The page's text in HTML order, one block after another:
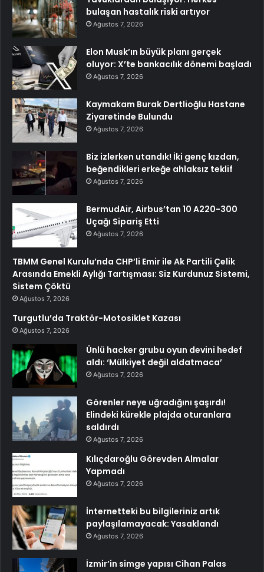
bulaşan hastalık riski artıyor
Ağustos 7, 2026
Elon Musk’ın büyük planı gerçek
oluyor: X’te bankacılık dönemi başladı
Ağustos 7, 2026
Kaymakam Burak Dertlioğlu Hastane
Ziyaretinde Bulundu
Ağustos 7, 2026
Biz izlerken utandık! İki genç kızdan,
beğendikleri erkeğe ahlaksız teklif
Ağustos 7, 2026
BermudAir, Airbus’tan 10 A220-300
Uçağı Sipariş Etti
Ağustos 7, 2026
TBMM Genel Kurulu’nda CHP’li Emir ile Ak Partili Çelik
Arasında Emekli Aylığı Tartışması: Siz Kurdunuz Sistemi,
Sistem Çöktü
Ağustos 7, 2026
Turgutlu’da Traktör-Motosiklet Kazası
Ağustos 7, 2026
Ünlü hacker grubu oyun devini hedef
aldı: ‘Mülkiyet değil aldatmaca’
Ağustos 7, 2026
Görenler neye uğradığını şaşırdı!
Elindeki kürekle plajda oturanlara
saldırdı
Ağustos 7, 2026
Kılıçdaroğlu Görevden Almalar
Yapmadı
Ağustos 7, 2026
İnternetteki bu bilgileriniz artık
paylaşılamayacak: Yasaklandı
Ağustos 7, 2026
İzmir’in simge yapısı Cihan Palas